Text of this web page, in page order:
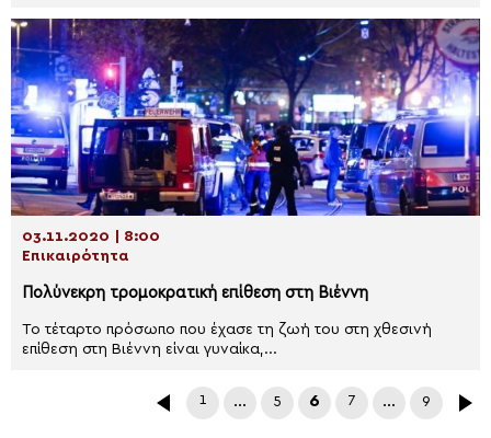
03.11.2020 | 8:00
Επικαιρότητα
Πολύνεκρη τρομοκρατική επίθεση στη Βιέννη
Το τέταρτο πρόσωπο που έχασε τη ζωή του στη χθεσινή
επίθεση στη Βιέννη είναι γυναίκα,...
1 … 5 6 7 … 9